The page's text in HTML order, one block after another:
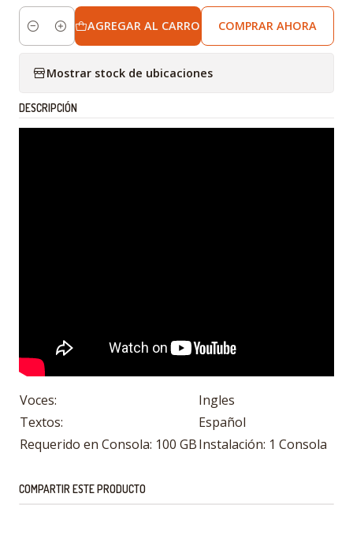
Cantidad
AGREGAR AL CARRO COMPRAR AHORA
Mostrar stock de ubicaciones
DESCRIPCIÓN
Voces:
Ingles
Textos:
Español
Requerido en Consola: 100 GBInstalación: 1 Consola
COMPARTIR ESTE PRODUCTO